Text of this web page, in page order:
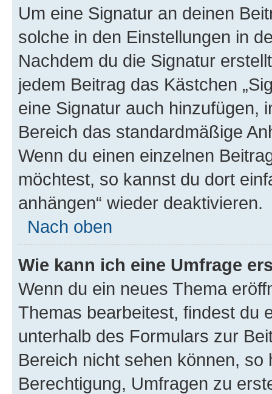
Um eine Signatur an deinen
solche in den Einstellungen in
Nachdem du die Signatur
jedem Beitrag das Kästchen
eine Signatur auch hinzufügen,
Bereich das standardmäßige
Wenn du einen einzelnen
möchtest, so kannst du dort
anhängen“ wieder deaktivieren.
Nach oben
Wie kann ich eine Umfrage
Wenn du ein neues Thema
Themas bearbeitest, findest du
unterhalb des Formulars zur
Bereich nicht sehen können,
Berechtigung, Umfragen zu